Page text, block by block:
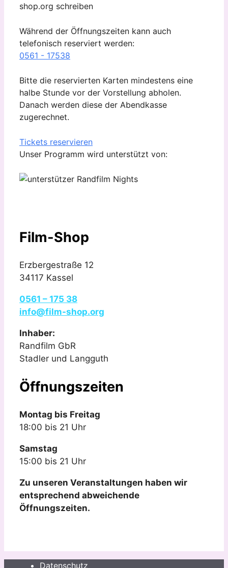
shop.org schreiben
Während der Öffnungszeiten kann auch
telefonisch reserviert werden:
0561 - 17538
Bitte die reservierten Karten mindestens eine
halbe Stunde vor der Vorstellung abholen.
Danach werden diese der Abendkasse
zugerechnet.
Tickets reservieren
Unser Programm wird unterstützt von:
Film-Shop
Erzbergestraße 12
34117 Kassel
0561 – 175 38
info@film-shop.org
Inhaber:
Randfilm GbR
Stadler und Langguth
Öffnungszeiten
Montag bis Freitag
18:00 bis 21 Uhr
Samstag
15:00 bis 21 Uhr
Zu unseren Veranstaltungen haben wir
entsprechend abweichende
Öffnungszeiten.
Datenschutz